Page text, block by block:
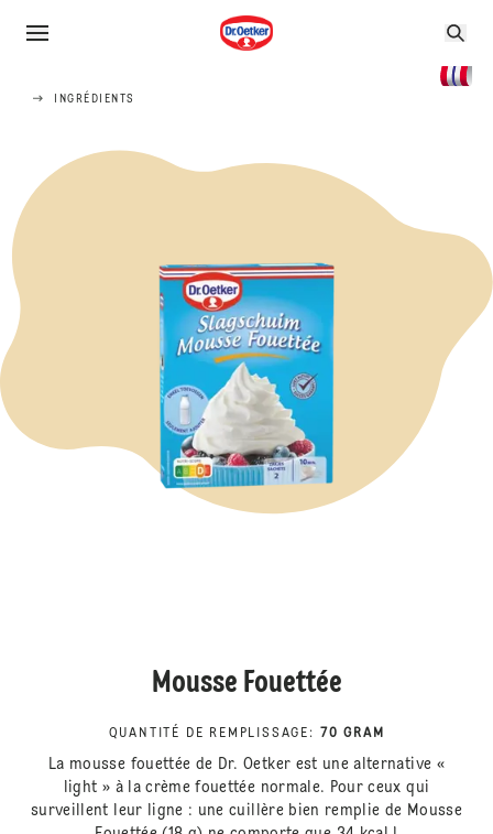
INGRÉDIENTS
Mousse Fouettée
QUANTITÉ DE REMPLISSAGE : 70 GRAM
La mousse fouettée de Dr. Oetker est une alternative «
light » à la crème fouettée normale. Pour ceux qui
surveillent leur ligne : une cuillère bien remplie de Mousse